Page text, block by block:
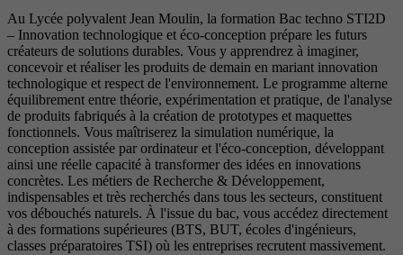
Au Lycée polyvalent Jean Moulin, la formation Bac techno STI2D
– Innovation technologique et éco-conception prépare les futurs
créateurs de solutions durables. Vous y apprendrez à imaginer,
concevoir et réaliser les produits de demain en mariant innovation
technologique et respect de l'environnement. Le programme alterne
équilibrement entre théorie, expérimentation et pratique, de l'analyse
de produits fabriqués à la création de prototypes et maquettes
fonctionnels. Vous maîtriserez la simulation numérique, la
conception assistée par ordinateur et l'éco-conception, développant
ainsi une réelle capacité à transformer des idées en innovations
concrètes. Les métiers de Recherche & Développement,
indispensables et très recherchés dans tous les secteurs, constituent
vos débouchés naturels. À l'issue du bac, vous accédez directement
à des formations supérieures (BTS, BUT, écoles d'ingénieurs,
classes préparatoires TSI) où les entreprises recrutent massivement.